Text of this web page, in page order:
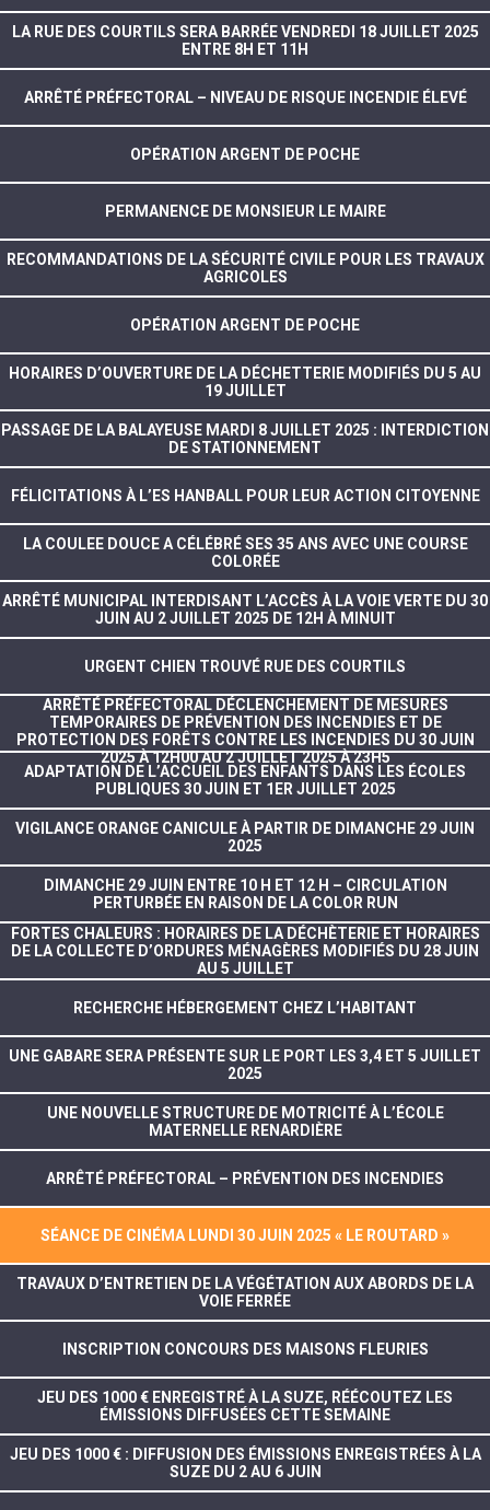
LA RUE DES COURTILS SERA BARRÉE VENDREDI 18 JUILLET 2025
ENTRE 8H ET 11H
ARRÊTÉ PRÉFECTORAL – NIVEAU DE RISQUE INCENDIE ÉLEVÉ
OPÉRATION ARGENT DE POCHE
PERMANENCE DE MONSIEUR LE MAIRE
RECOMMANDATIONS DE LA SÉCURITÉ CIVILE POUR LES TRAVAUX
AGRICOLES
OPÉRATION ARGENT DE POCHE
HORAIRES D’OUVERTURE DE LA DÉCHETTERIE MODIFIÉS DU 5 AU
19 JUILLET
PASSAGE DE LA BALAYEUSE MARDI 8 JUILLET 2025 : INTERDICTION
DE STATIONNEMENT
FÉLICITATIONS À L’ES HANBALL POUR LEUR ACTION CITOYENNE
LA COULEE DOUCE A CÉLÉBRÉ SES 35 ANS AVEC UNE COURSE
COLORÉE
ARRÊTÉ MUNICIPAL INTERDISANT L’ACCÈS À LA VOIE VERTE DU 30
JUIN AU 2 JUILLET 2025 DE 12H À MINUIT
URGENT CHIEN TROUVÉ RUE DES COURTILS
ARRÊTÉ PRÉFECTORAL DÉCLENCHEMENT DE MESURES
TEMPORAIRES DE PRÉVENTION DES INCENDIES ET DE
PROTECTION DES FORÊTS CONTRE LES INCENDIES DU 30 JUIN
2025 À 12H00 AU 2 JUILLET 2025 À 23H5
ADAPTATION DE L’ACCUEIL DES ENFANTS DANS LES ÉCOLES
PUBLIQUES 30 JUIN ET 1ER JUILLET 2025
VIGILANCE ORANGE CANICULE À PARTIR DE DIMANCHE 29 JUIN
2025
DIMANCHE 29 JUIN ENTRE 10 H ET 12 H – CIRCULATION
PERTURBÉE EN RAISON DE LA COLOR RUN
FORTES CHALEURS : HORAIRES DE LA DÉCHÈTERIE ET HORAIRES
DE LA COLLECTE D’ORDURES MÉNAGÈRES MODIFIÉS DU 28 JUIN
AU 5 JUILLET
RECHERCHE HÉBERGEMENT CHEZ L’HABITANT
UNE GABARE SERA PRÉSENTE SUR LE PORT LES 3,4 ET 5 JUILLET
2025
UNE NOUVELLE STRUCTURE DE MOTRICITÉ À L’ÉCOLE
MATERNELLE RENARDIÈRE
ARRÊTÉ PRÉFECTORAL – PRÉVENTION DES INCENDIES
SÉANCE DE CINÉMA LUNDI 30 JUIN 2025 « LE ROUTARD »
TRAVAUX D’ENTRETIEN DE LA VÉGÉTATION AUX ABORDS DE LA
VOIE FERRÉE
INSCRIPTION CONCOURS DES MAISONS FLEURIES
JEU DES 1000 € ENREGISTRÉ À LA SUZE, RÉÉCOUTEZ LES
ÉMISSIONS DIFFUSÉES CETTE SEMAINE
JEU DES 1000 € : DIFFUSION DES ÉMISSIONS ENREGISTRÉES À LA
SUZE DU 2 AU 6 JUIN